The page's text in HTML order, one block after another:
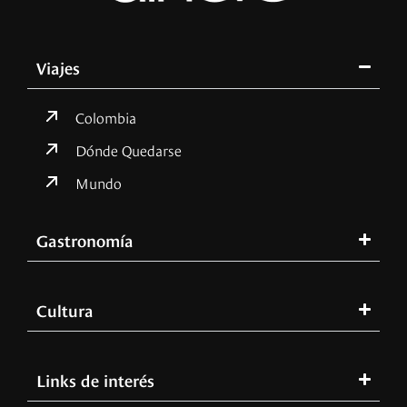
Viajes
Colombia
Dónde Quedarse
Mundo
Gastronomía
Cultura
Links de interés